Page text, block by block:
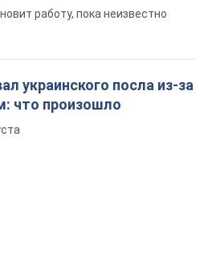
работу, пока неизвестно
украинского посла из-за
что произошло